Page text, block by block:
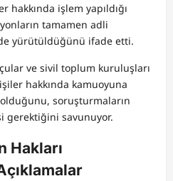
işlem yapıldığı
tamamen adli
yürütüldüğünü ifade etti.
ve sivil toplum kuruluşları
hakkında kamuoyuna
soruşturmaların
gerektiğini savunuyor.
Hakları